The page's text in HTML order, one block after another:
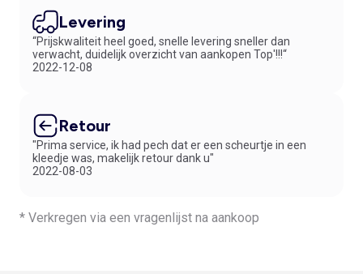
Levering
“Prijskwaliteit heel goed, snelle levering sneller dan
verwacht, duidelijk overzicht van aankopen Top'!!!“
2022-12-08
Retour
"Prima service, ik had pech dat er een scheurtje in een
kleedje was, makelijk retour dank u"
2022-08-03
* Verkregen via een vragenlijst na aankoop